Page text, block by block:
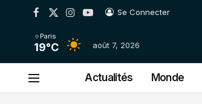
Facebook
X
Instagram
YouTube
Se Connecter
Paris
19°C août 7, 2026
Actualités Monde